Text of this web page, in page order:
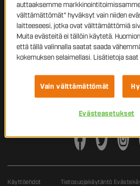
Yrityksille
Sihti
Ota yhteyttä
Esplanadi 2,
33100 Tampere
+358 10 320 6500
sihti@sihti.fi
Käyttöehdot Tietosuojakäytäntö
auttaaksemme
välttämättömät" hyväksyt vain niiden
laitteeseesi, jotka ovat välttämättömiä
Muita evästeitä ei tällöin käytetä.
että tällä valinnalla saatat saada
kokemuksen selaimellasi. Lisätietoja saat
Vain välttämättömät
Evästeasetukset